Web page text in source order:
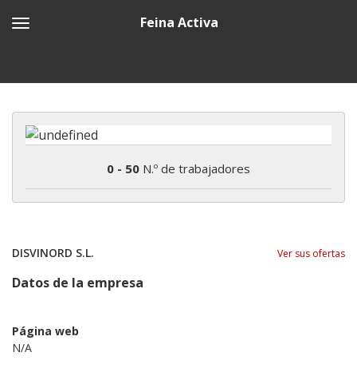
Feina Activa
0 - 50 N.º de trabajadores
DISVINORD S.L. Ver sus ofertas
Datos de la empresa
Página web
N/A